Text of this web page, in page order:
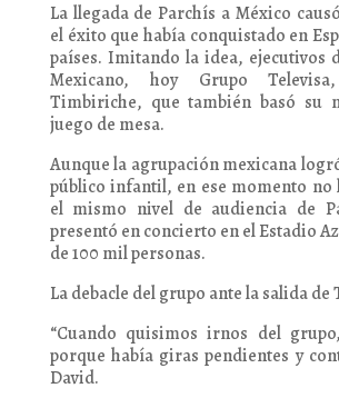
La llegada de Parchís a México
el éxito que había conquistado en
países. Imitando la idea, ejecutivos
Mexicano, hoy Grupo
Timbiriche, que también basó su
juego de mesa.
Aunque la agrupación mexicana
público infantil, en ese momento no
el mismo nivel de audiencia de
presentó en concierto en el Estadio
de 100 mil personas.
La debacle del grupo ante la salida de
“Cuando quisimos irnos del
porque había giras pendientes y
David.